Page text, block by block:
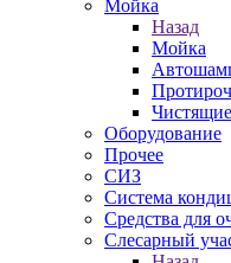
Мойка
Назад
Мойка
Оборудование
Прочее
СИЗ
Система
Средства для
Слесарный